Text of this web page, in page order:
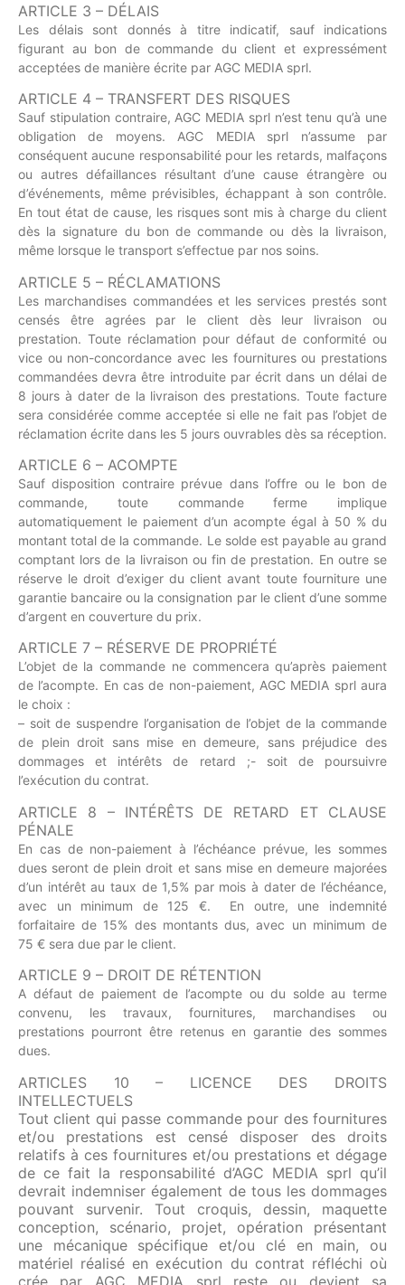
ARTICLE 3 – DÉLAIS
Les délais sont donnés à titre indicatif, sauf indications
figurant au bon de commande du client et expressément
acceptées de manière écrite par AGC MEDIA sprl.
ARTICLE 4 – TRANSFERT DES RISQUES
Sauf stipulation contraire, AGC MEDIA sprl n’est tenu qu’à une
obligation de moyens. AGC MEDIA sprl n’assume par
conséquent aucune responsabilité pour les retards, malfaçons
ou autres défaillances résultant d’une cause étrangère ou
d’événements, même prévisibles, échappant à son contrôle.
En tout état de cause, les risques sont mis à charge du client
dès la signature du bon de commande ou dès la livraison,
même lorsque le transport s’effectue par nos soins.
ARTICLE 5 – RÉCLAMATIONS
Les marchandises commandées et les services prestés sont
censés être agrées par le client dès leur livraison ou
prestation. Toute réclamation pour défaut de conformité ou
vice ou non-concordance avec les fournitures ou prestations
commandées devra être introduite par écrit dans un délai de
8 jours à dater de la livraison des prestations. Toute facture
sera considérée comme acceptée si elle ne fait pas l’objet de
réclamation écrite dans les 5 jours ouvrables dès sa réception.
ARTICLE 6 – ACOMPTE
Sauf disposition contraire prévue dans l’offre ou le bon de
commande, toute commande ferme implique
automatiquement le paiement d’un acompte égal à 50 % du
montant total de la commande. Le solde est payable au grand
comptant lors de la livraison ou fin de prestation. En outre se
réserve le droit d’exiger du client avant toute fourniture une
garantie bancaire ou la consignation par le client d’une somme
d’argent en couverture du prix.
ARTICLE 7 – RÉSERVE DE PROPRIÉTÉ
L’objet de la commande ne commencera qu’après paiement
de l’acompte. En cas de non-paiement, AGC MEDIA sprl aura
le choix :
– soit de suspendre l’organisation de l’objet de la commande
de plein droit sans mise en demeure, sans préjudice des
dommages et intérêts de retard ;- soit de poursuivre
l’exécution du contrat.
ARTICLE 8 – INTÉRÊTS DE RETARD ET CLAUSE
PÉNALE
En cas de non-paiement à l’échéance prévue, les sommes
dues seront de plein droit et sans mise en demeure majorées
d’un intérêt au taux de 1,5% par mois à dater de l’échéance,
avec un minimum de 125 €. En outre, une indemnité
forfaitaire de 15% des montants dus, avec un minimum de
75 € sera due par le client.
ARTICLE 9 – DROIT DE RÉTENTION
A défaut de paiement de l’acompte ou du solde au terme
convenu, les travaux, fournitures, marchandises ou
prestations pourront être retenus en garantie des sommes
dues.
ARTICLES 10 – LICENCE DES DROITS
INTELLECTUELS
Tout client qui passe commande pour des fournitures
et/ou prestations est censé disposer des droits
relatifs à ces fournitures et/ou prestations et dégage
de ce fait la responsabilité d’AGC MEDIA sprl qu’il
devrait indemniser également de tous les dommages
pouvant survenir. Tout croquis, dessin, maquette
conception, scénario, projet, opération présentant
une mécanique spécifique et/ou clé en main, ou
matériel réalisé en exécution du contrat réfléchi où
crée par AGC MEDIA sprl reste ou devient sa